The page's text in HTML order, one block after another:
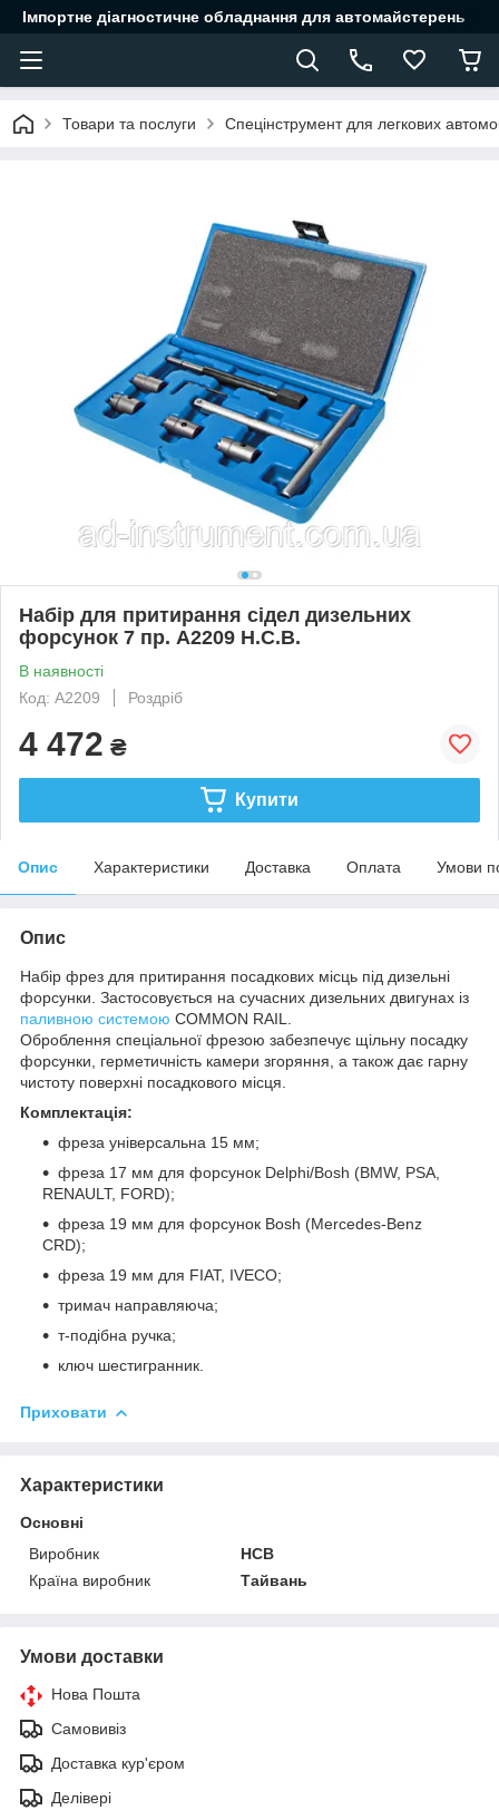
Імпортне діагностичне обладнання для автомайстерень
Товари та послуги Спецінструмент для легкових
Набір для притирання сідел дизельних
форсунок 7 пр. A2209 H.C.B.
В наявності
Код: A2209
Роздріб
4 472 ₴
Купити
Опис Характеристики Доставка Оплата Умови
Опис
Набір фрез для притирання посадкових місць під дизельні
форсунки. Застосовується на сучасних дизельних двигунах із
паливною системою COMMON RAIL.
Оброблення спеціальної фрезою забезпечує щільну посадку
форсунки, герметичність камери згоряння, а також дає гарну
чистоту поверхні посадкового місця.
Комплектація:
фреза універсальна 15 мм;
фреза 17 мм для форсунок Delphi/Bosh (BMW, PSA,
RENAULT, FORD);
фреза 19 мм для форсунок Bosh (Mercedes-Benz
CRD);
фреза 19 мм для FIAT, IVECO;
тримач направляюча;
т-подібна ручка;
ключ шестигранник.
Приховати
Характеристики
Основні
Виробник
HCB
Країна виробник
Тайвань
Умови доставки
Нова Пошта
Самовивіз
Доставка кур'єром
Делівері